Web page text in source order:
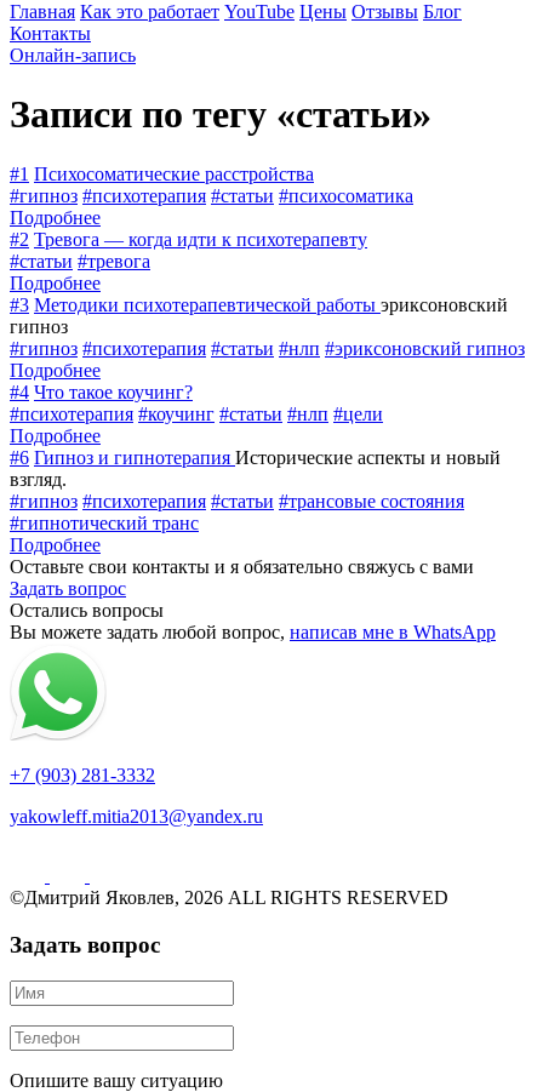
Главная Как это работает YouTube Цены Отзывы Блог
Контакты
Онлайн-запись
Записи по тегу «статьи»
#1 Психосоматические расстройства
#гипноз #психотерапия #статьи #психосоматика
Подробнее
#2 Тревога — когда идти к психотерапевту
#статьи #тревога
Подробнее
#3 Методики психотерапевтической работы эриксоновский
гипноз
#гипноз #психотерапия #статьи #нлп #эриксоновский гипноз
Подробнее
#4 Что такое коучинг?
#психотерапия #коучинг #статьи #нлп #цели
Подробнее
#6 Гипноз и гипнотерапия Исторические аспекты и новый
взгляд.
#гипноз #психотерапия #статьи #трансовые состояния
#гипнотический транс
Подробнее
Оставьте свои контакты и я обязательно свяжусь с вами
Задать вопрос
Остались вопросы
Вы можете задать любой вопрос, написав мне в WhatsApp
+7 (903) 281-3332
yakowleff.mitia2013@yandex.ru
©Дмитрий Яковлев, 2026 ALL RIGHTS RESERVED
Задать вопрос
Опишите вашу ситуацию